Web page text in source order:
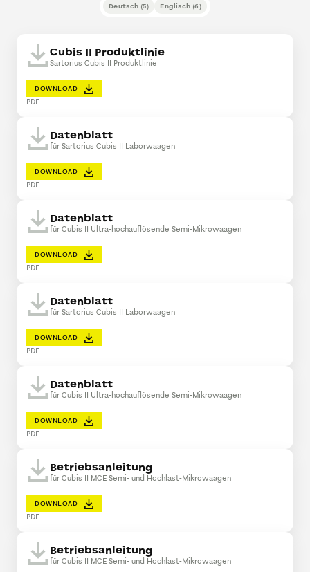
Deutsch (5) Englisch (6)
Cubis II Produktlinie
Sartorius Cubis II Produktlinie
DOWNLOAD
PDF
Datenblatt
für Sartorius Cubis II Laborwaagen
DOWNLOAD
PDF
Datenblatt
für Cubis II Ultra-hochauflösende Semi-Mikrowaagen
DOWNLOAD
PDF
Datenblatt
für Sartorius Cubis II Laborwaagen
DOWNLOAD
PDF
Datenblatt
für Cubis II Ultra-hochauflösende Semi-Mikrowaagen
DOWNLOAD
PDF
Betriebsanleitung
für Cubis II MCE Semi- und Hochlast-Mikrowaagen
DOWNLOAD
PDF
Betriebsanleitung
für Cubis II MCE Semi- und Hochlast-Mikrowaagen